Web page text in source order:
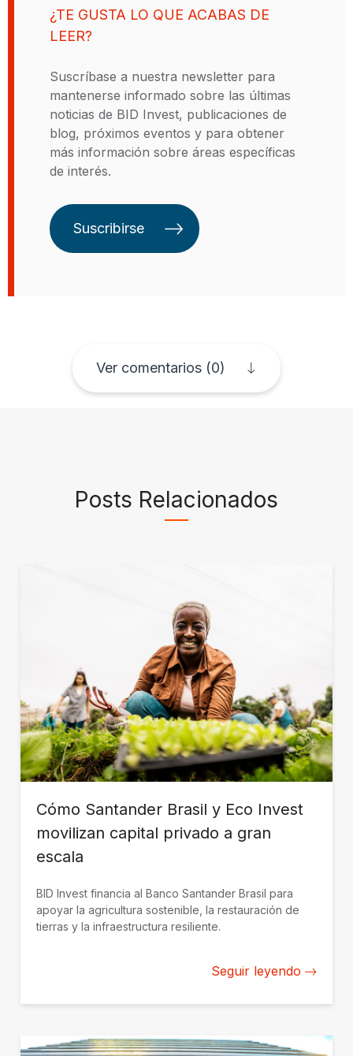
clientes de América Latina.
¿TE GUSTA LO QUE ACABAS DE
LEER?
Suscríbase a nuestra newsletter para
mantenerse informado sobre las últimas
noticias de BID Invest, publicaciones de
blog, próximos eventos y para obtener
más información sobre áreas específicas
de interés.
Suscribirse
Ver comentarios (0)
Posts Relacionados
Cómo Santander Brasil y Eco Invest
movilizan capital privado a gran
escala
BID Invest financia al Banco Santander Brasil para
apoyar la agricultura sostenible, la restauración de
tierras y la infraestructura resiliente.
Seguir leyendo